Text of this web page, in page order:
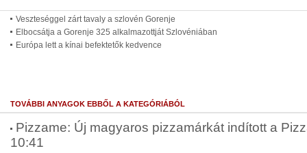
Veszteséggel zárt tavaly a szlovén Gorenje
Elbocsátja a Gorenje 325 alkalmazottját Szlovéniában
Európa lett a kínai befektetők kedvence
TOVÁBBI ANYAGOK EBBŐL A KATEGÓRIÁBÓL
Pizzame: Új magyaros pizzamárkát indított a
10:41